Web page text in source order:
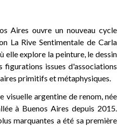
Aires ouvre un nouveau cycle
La Rive Sentimentale de Carla
elle explore la peinture, le dessin
issues d'associations
primitifs et métaphysiques.
visuelle argentine de renom, née
à Buenos Aires depuis 2015.
marquantes a été sa première